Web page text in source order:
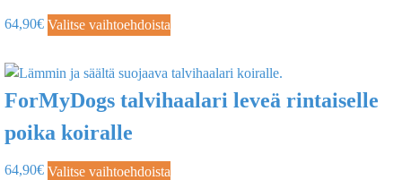
64,90€ Valitse vaihtoehdoista
ForMyDogs talvihaalari leveä rintaiselle
poika koiralle
64,90€ Valitse vaihtoehdoista